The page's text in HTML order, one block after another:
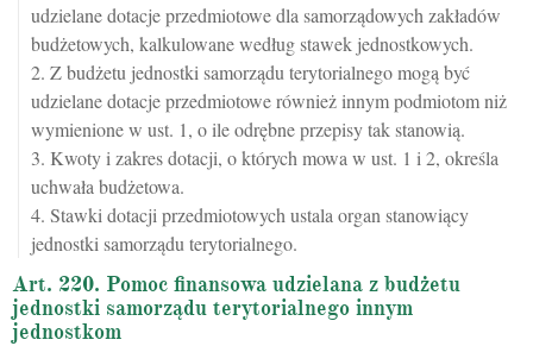
udzielane dotacje przedmiotowe dla samorządowych zakładów
budżetowych, kalkulowane według stawek jednostkowych.
2. Z budżetu jednostki samorządu terytorialnego mogą być
udzielane dotacje przedmiotowe również innym podmiotom niż
wymienione w ust. 1, o ile odrębne przepisy tak stanowią.
3. Kwoty i zakres dotacji, o których mowa w ust. 1 i 2, określa
uchwała budżetowa.
4. Stawki dotacji przedmiotowych ustala organ stanowiący
jednostki samorządu terytorialnego.
Art. 220. Pomoc finansowa udzielana z budżetu
jednostki samorządu terytorialnego innym
jednostkom